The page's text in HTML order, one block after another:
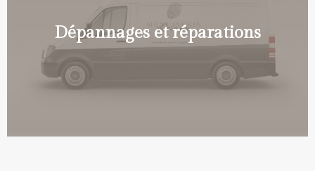
Dépannages et réparations